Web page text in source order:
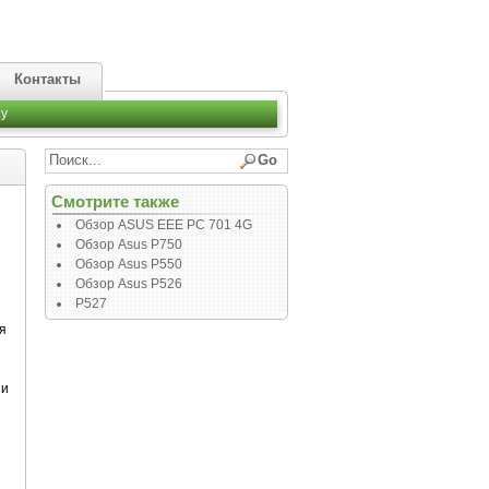
Контакты
Смотрите также
Обзор ASUS EEE PC 701 4G
Обзор Asus P750
Обзор Asus P550
Обзор Asus P526
P527